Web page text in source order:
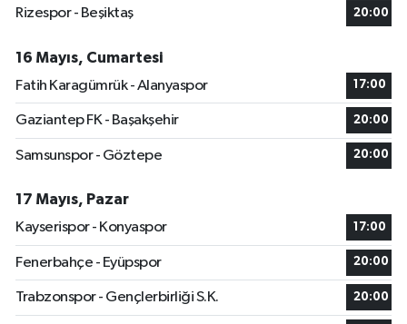
Rizespor - Beşiktaş
20:00
16 Mayıs, Cumartesi
Fatih Karagümrük - Alanyaspor
17:00
Gaziantep FK - Başakşehir 20:00
Samsunspor - Göztepe 20:00
17 Mayıs, Pazar
Kayserispor - Konyaspor
17:00
Fenerbahçe - Eyüpspor 20:00
Trabzonspor - Gençlerbirliği S.K. 20:00